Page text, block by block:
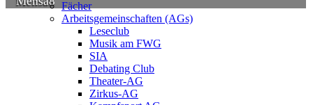
Fächer
Arbeitsgemeinschaften (AGs)
Leseclub
Musik am FWG
SIA
Debating Club
Theater-AG
Zirkus-AG